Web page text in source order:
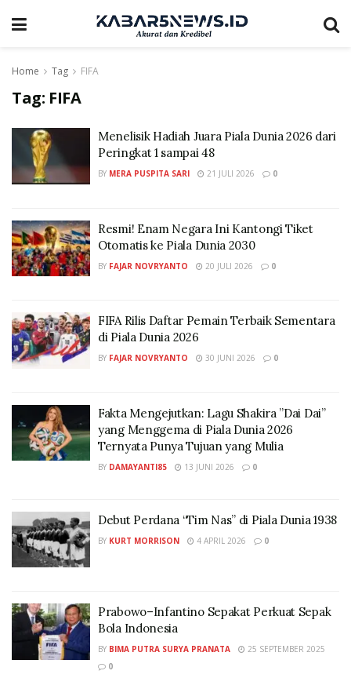
Home Tag FIFA
Tag: FIFA
Menelisik Hadiah Juara Piala Dunia 2026 dari
Peringkat 1 sampai 48
BY MERA PUSPITA SARI 21 JULI 2026 0
Resmi! Enam Negara Ini Kantongi Tiket
Otomatis ke Piala Dunia 2030
BY FAJAR NOVRYANTO 20 JULI 2026 0
FIFA Rilis Daftar Pemain Terbaik Sementara
di Piala Dunia 2026
BY FAJAR NOVRYANTO 30 JUNI 2026 0
Fakta Mengejutkan: Lagu Shakira ”Dai Dai”
yang Menggema di Piala Dunia 2026
Ternyata Punya Tujuan yang Mulia
BY DAMAYANTI85 13 JUNI 2026 0
Debut Perdana “Tim Nas” di Piala Dunia 1938
BY KURT MORRISON 4 APRIL 2026 0
Prabowo–Infantino Sepakat Perkuat Sepak
Bola Indonesia
BY BIMA PUTRA SURYA PRANATA
25 SEPTEMBER 2025
0